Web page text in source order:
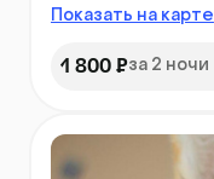
Показать на карте
1 800 ₽за 2 ночи